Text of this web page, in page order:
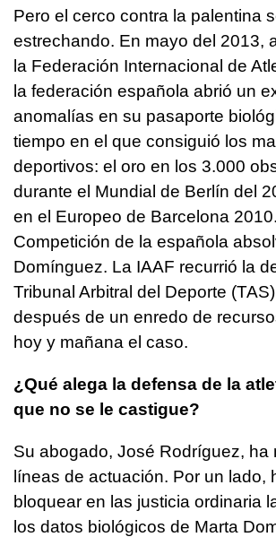
Pero el cerco contra la palentina
estrechando. En mayo del 2013,
la Federación Internacional de
la federación española abrió un
anomalías en su pasaporte
tiempo en el que consiguió los
deportivos: el oro en los 3.000
durante el Mundial de Berlín del
en el Europeo de Barcelona
Competición de la española
Domínguez. La IAAF recurrió la
Tribunal Arbitral del Deporte
después de un enredo de
hoy y mañana el caso.
¿Qué alega la defensa de la
que no se le castigue?
Su abogado, José Rodríguez, ha
líneas de actuación. Por un lado,
bloquear en las justicia ordinaria
los datos biológicos de Marta